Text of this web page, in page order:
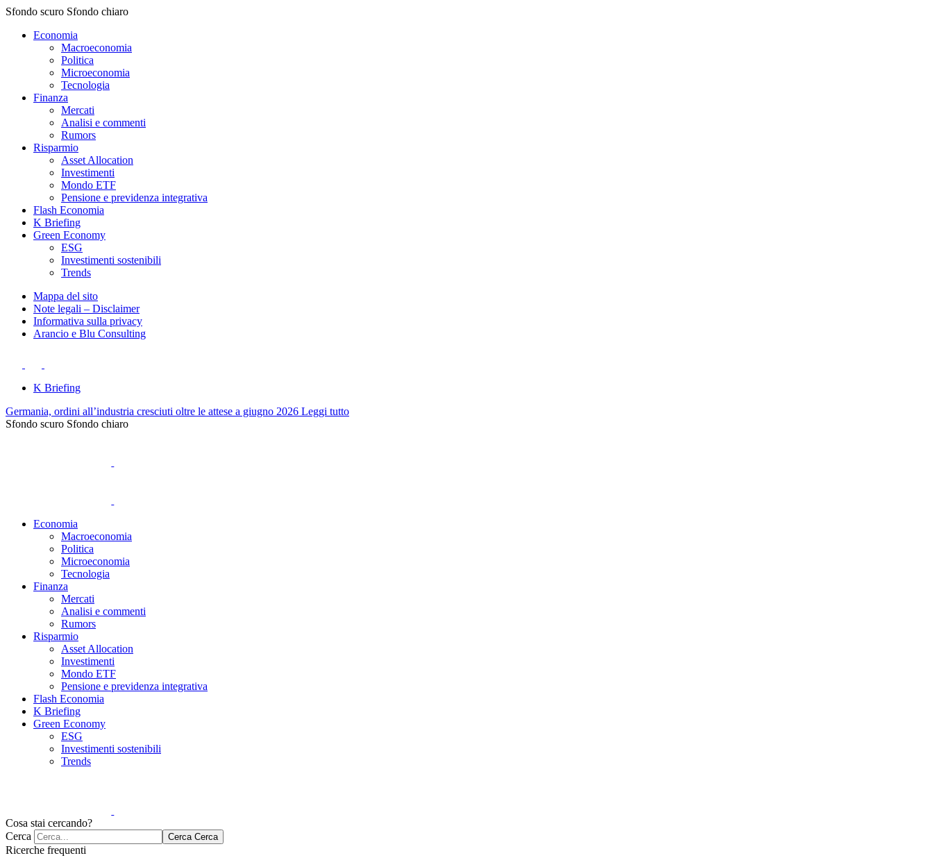
Sfondo scuro Sfondo chiaro
Economia
Macroeconomia
Politica
Microeconomia
Tecnologia
Finanza
Mercati
Analisi e commenti
Rumors
Risparmio
Asset Allocation
Investimenti
Mondo ETF
Pensione e previdenza integrativa
Flash Economia
K Briefing
Green Economy
ESG
Investimenti sostenibili
Trends
Mappa del sito
Note legali – Disclaimer
Informativa sulla privacy
Arancio e Blu Consulting
K Briefing
Germania, ordini all’industria cresciuti oltre le attese a giugno 2026 Leggi tutto
Sfondo scuro Sfondo chiaro
Economia
Macroeconomia
Politica
Microeconomia
Tecnologia
Finanza
Mercati
Analisi e commenti
Rumors
Risparmio
Asset Allocation
Investimenti
Mondo ETF
Pensione e previdenza integrativa
Flash Economia
K Briefing
Green Economy
ESG
Investimenti sostenibili
Trends
Cosa stai cercando?
Cerca
Cerca Cerca
Ricerche frequenti